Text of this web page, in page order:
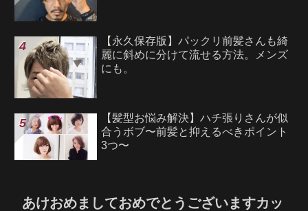
【永久保存版】パックリ前髪さんも綺
麗に斜めに分けて流せる方法。メンズ
にも。
【髪型お悩み解決】ハチ張りさんが似
合うボブ〜前髪と抑えるべきポイント
3つ〜
あけおめましておめでとうございますカッ